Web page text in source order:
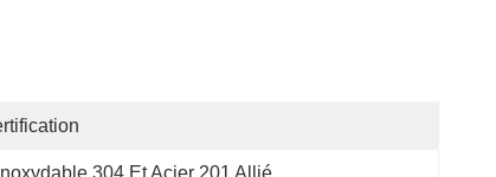
304 Et Acier 201 Allié